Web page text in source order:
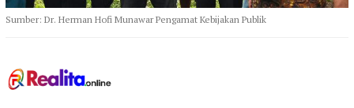
Sumber: Dr. Herman Hofi Munawar Pengamat Kebijakan Publik